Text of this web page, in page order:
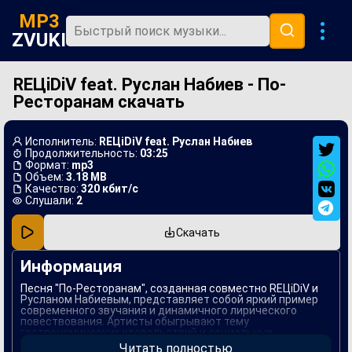
MP3
ZVUKI
Главная
Новинки
Популярная
В машину
Музыка 80х
Ремиксы
REЦiDiV feat. Руслан Набиев - По-
Ресторанам скачать
Исполнитель: REЦiDiV feat. Руслан Набиев
Продолжительность: 03:25
Формат: mp3
Объем: 3.18 MB
Качество: 320 кбит/с
Слушали: 2
Скачать
Информация
Песня "По-Ресторанам", созданная совместно REЦiDiV и
Русланом Набиевым, представляет собой яркий пример
современного звучания и динамичного лирического
повествования. Артисты обыгрывают тему
гастрономических удовольствий и социальных
взаимодействий в атмосфере городских ресторанов,
Читать полностью